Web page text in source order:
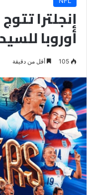
إنجلترا
أوروبا
105 أقل من دقيقة